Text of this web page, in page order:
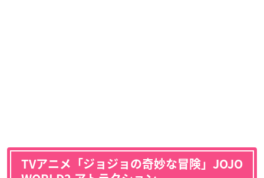
TVアニメ「ジョジョの奇妙な冒険」 JOJO